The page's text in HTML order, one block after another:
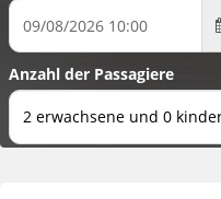
Anzahl der Passagiere
2 erwachsene und 0